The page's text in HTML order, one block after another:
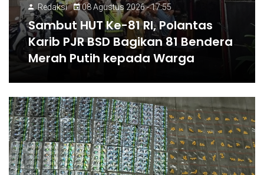
Redaksi 08 Agustus 2026 - 17:55
Sambut HUT Ke-81 RI, Polantas
Karib PJR BSD Bagikan 81 Bendera
Merah Putih kepada Warga